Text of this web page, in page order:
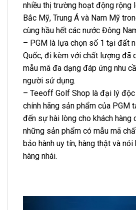
nhiều thị trường hoạt động rộng
Bắc Mỹ, Trung Á và Nam Mỹ
cùng hầu hết các nước Đông
– PGM là lựa chọn số 1 tại đất
Quốc, đi kèm với chất lượng đã
mẫu mã đa dạng đáp ứng nhu
người sử dụng.
– Teeoff Golf Shop là đại lý độc
chính hãng sản phẩm của PGM
đến sự hài lòng cho khách hàng
những sản phẩm có mẫu mã
bảo hành uy tín, hàng thật và
hàng nhái.